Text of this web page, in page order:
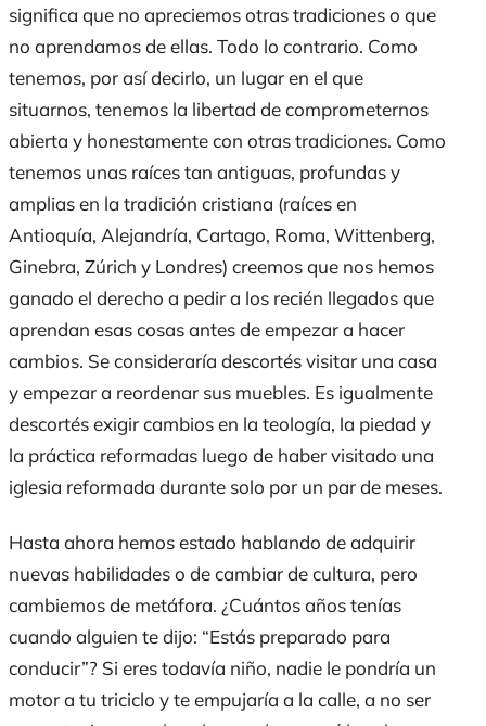
significa que no apreciemos otras tradiciones o que
no aprendamos de ellas. Todo lo contrario. Como
tenemos, por así decirlo, un lugar en el que
situarnos, tenemos la libertad de comprometernos
abierta y honestamente con otras tradiciones. Como
tenemos unas raíces tan antiguas, profundas y
amplias en la tradición cristiana (raíces en
Antioquía, Alejandría, Cartago, Roma, Wittenberg,
Ginebra, Zúrich y Londres) creemos que nos hemos
ganado el derecho a pedir a los recién llegados que
aprendan esas cosas antes de empezar a hacer
cambios. Se consideraría descortés visitar una casa
y empezar a reordenar sus muebles. Es igualmente
descortés exigir cambios en la teología, la piedad y
la práctica reformadas luego de haber visitado una
iglesia reformada durante solo por un par de meses.
Hasta ahora hemos estado hablando de adquirir
nuevas habilidades o de cambiar de cultura, pero
cambiemos de metáfora. ¿Cuántos años tenías
cuando alguien tedijo: “Estás preparado para
conducir”? Si eres todavía niño, nadie le pondría un
motor a tu triciclo yteempujaría a la calle, a no ser